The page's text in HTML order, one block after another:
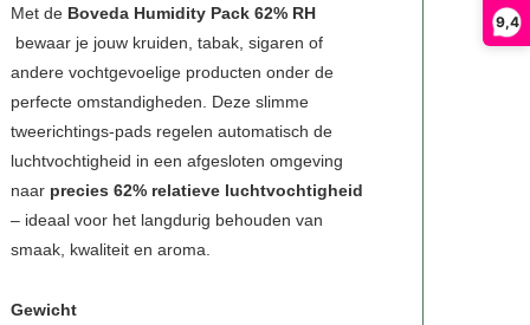
9,4
tot
€42,50
Met de Boveda Humidity Pack 62% RH
bewaar je jouw kruiden, tabak, sigaren of
andere vochtgevoelige producten onder de
perfecte omstandigheden. Deze slimme
tweerichtings-pads regelen automatisch de
luchtvochtigheid in een afgesloten omgeving
naar precies 62% relatieve luchtvochtigheid
– ideaal voor het langdurig behouden van
smaak, kwaliteit en aroma.
Gewicht